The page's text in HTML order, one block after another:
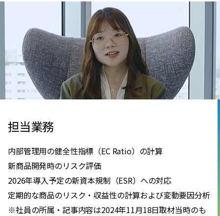
担当業務
内部管理用の健全性指標（EC Ratio）の計算
新商品開発時のリスク評価
2026年導入予定の新資本規制（ESR）への対応
定期的な商品のリスク・収益性の計算および変動要因分析
※社員の所属・記事内容は2024年11月18日取材当時のも